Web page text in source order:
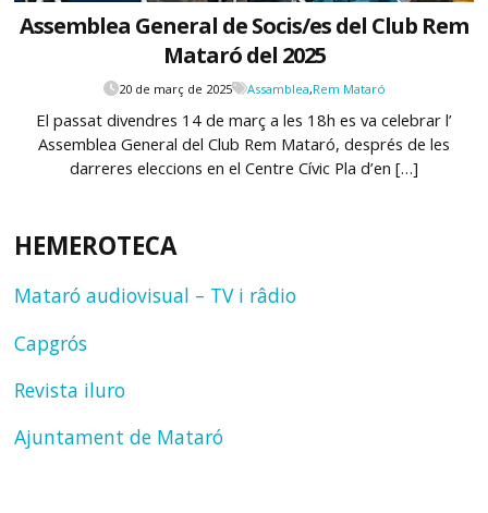
Assemblea General de Socis/es del Club Rem
Mataró del 2025
20 de març de 2025 Assamblea,Rem Mataró
El passat divendres 14 de març a les 18h es va celebrar l’
Assemblea General del Club Rem Mataró, després de les
darreres eleccions en el Centre Cívic Pla d’en […]
HEMEROTECA
Mataró audiovisual – TV i râdio
Capgrós
Revista iluro
Ajuntament de Mataró